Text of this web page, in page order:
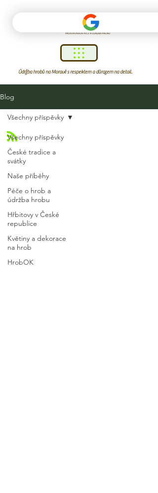
Údržba hrobů na Moravě s respektem a důrazem na detail.
Blog
Všechny příspěvky
České tradice a
svátky
Naše příběhy
Péče o hrob a
údržba hrobu
Hřbitovy v České
republice
Květiny a dekorace
na hrob
HrobOK
Všechny příspěvky